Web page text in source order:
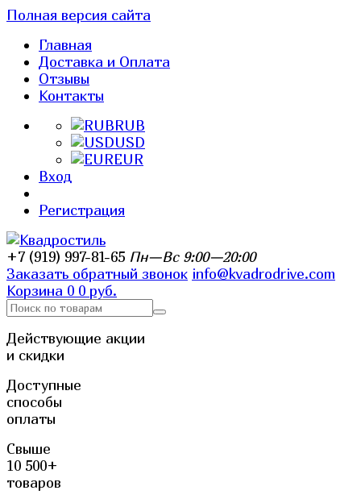
Полная версия сайта
Главная
Доставка и Оплата
Отзывы
Контакты
RUB
USD
EUR
Вход
Регистрация
+7 (919) 997-81-65 Пн—Вс 9:00—20:00
Заказать обратный звонок info@kvadrodrive.com
Корзина 0 0 руб.
Действующие акции
и скидки
Доступные
способы
оплаты
Свыше
10 500+
товаров